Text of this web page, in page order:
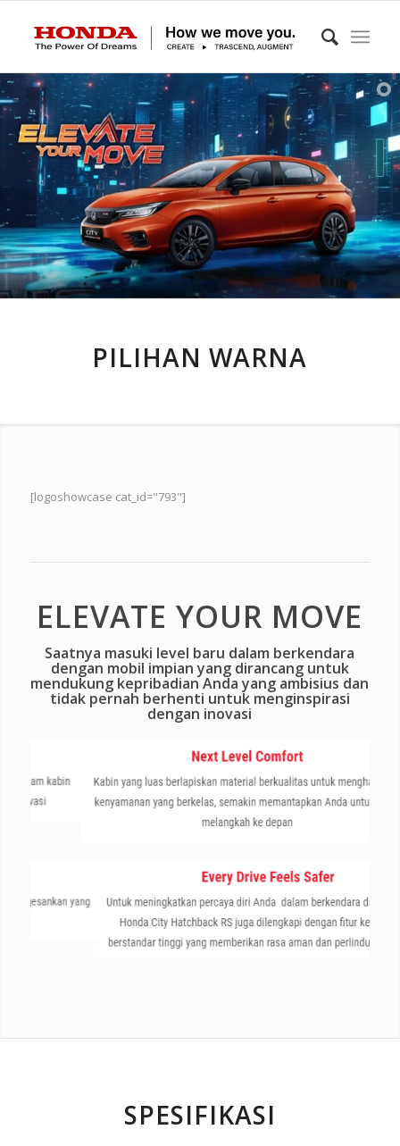
PILIHAN WARNA
[logoshowcase cat_id="793"]
ELEVATE YOUR MOVE
Saatnya masuki level baru dalam berkendara
dengan mobil impian yang dirancang untuk
mendukung kepribadian Anda yang ambisius dan
tidak pernah berhenti untuk menginspirasi
dengan inovasi
SPESIFIKASI